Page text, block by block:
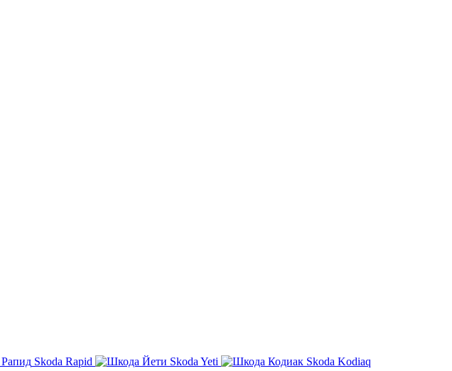
Skoda Rapid Skoda Yeti
Skoda Kodiaq